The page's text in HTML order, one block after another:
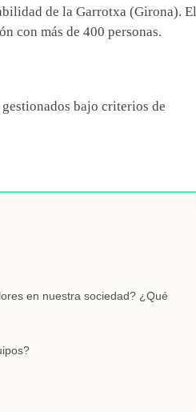
de la Garrotxa (Girona). El
con más de 400 personas.
bajo criterios de
en nuestra sociedad? ¿Qué